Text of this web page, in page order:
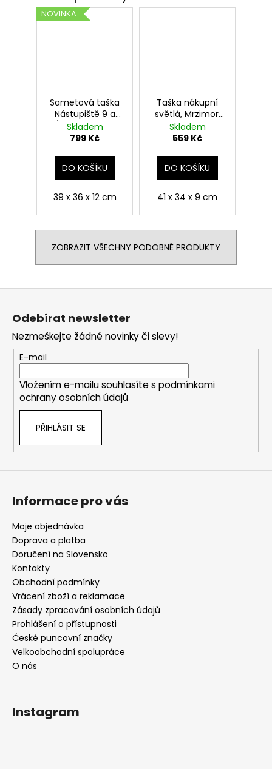
NOVINKA
Sametová taška
Nástupiště 9 a
3/4, Harry Potter
Skladem
799 Kč
DO KOŠÍKU
39 x 36 x 12 cm
Taška nákupní
světlá, Mrzimor,
Harry Potter
Skladem
559 Kč
DO KOŠÍKU
41 x 34 x 9 cm
ZOBRAZIT VŠECHNY PODOBNÉ PRODUKTY
Z
Odebírat newsletter
Nezmeškejte žádné novinky či slevy!
E-mail
Vložením e-mailu souhlasíte s podmínkami
ochrany osobních údajů
PŘIHLÁSIT SE
Informace pro vás
Moje objednávka
Doprava a platba
Doručení na Slovensko
Kontakty
Obchodní podmínky
Vrácení zboží a reklamace
Zásady zpracování osobních údajů
Prohlášení o přístupnosti
České puncovní značky
Velkoobchodní spolupráce
O nás
Instagram